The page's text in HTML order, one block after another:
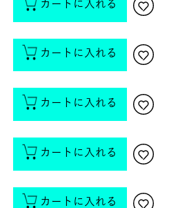
カートに入れる
カートに入れる
カートに入れる
カートに入れる
カートに入れる